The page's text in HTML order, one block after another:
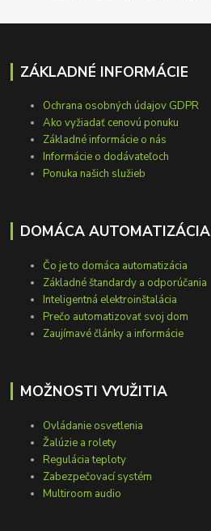
ZÁKLADNÉ INFORMÁCIE
Ochrana osobných údajov GDPR
Ako vyžiadať cenovú ponuku
Základné informácie o nás
Informácie o dodávateľoch
Ponuka našich služieb
DOMÁCA AUTOMATIZÁCIA
Čo je to domáca automatizácia
Základné štandardy a odporúčania
Inteligentná elektroinštalácia
Prečo automatizovať svoj dom
Zaujímavé články a informácie
MOŽNOSTI VYUŽITIA
Ovládanie osvetlenia
Žalúzie a rolety
Regulácia teploty
Zabezpečovací systém
Multiroom audio